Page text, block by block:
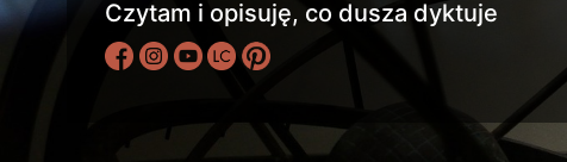
Czytam i opisuję, co dusza dyktuje